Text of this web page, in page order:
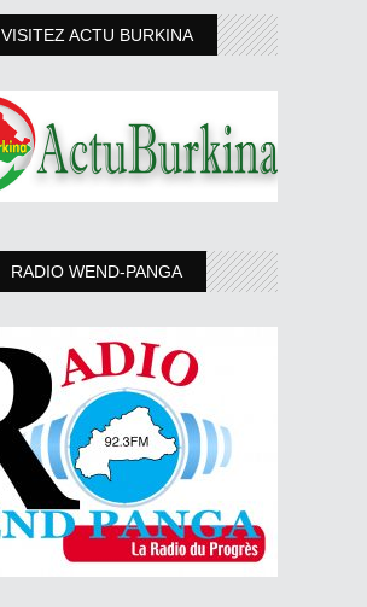
VISITEZ ACTU BURKINA
RADIO WEND-PANGA